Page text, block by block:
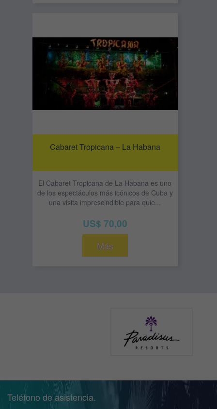
Cabaret Tropicana – La Habana
El Cabaret Tropicana de La Habana es uno
de los espectáculos más icónicos de Cuba y
una visita imprescindible para quie...
US$ 70,00
Más
Teléfono de asistencia.